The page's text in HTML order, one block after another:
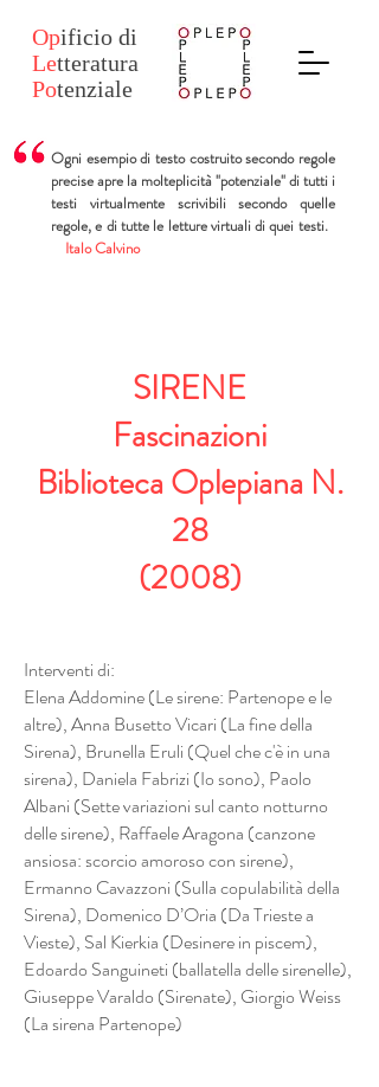
Opificio di
Letteratura
Potenziale
Ogni esempio di testo costruito secondo regole
precise apre la molteplicità "potenziale" di tutti i
testi virtualmente scrivibili secondo quelle
regole, e di tutte le letture virtuali di quei testi.
Italo Calvino
SIRENE
Fascinazioni
Biblioteca Oplepiana N.
28
(2008)
Interventi di:
Elena Addomine (Le sirene: Partenope e le
altre), Anna Busetto Vicari (La fine della
Sirena), Brunella Eruli (Quel che c'è in una
sirena), Daniela Fabrizi (Io sono), Paolo
Albani (Sette variazioni sul canto notturno
delle sirene), Raffaele Aragona (canzone
ansiosa: scorcio amoroso con sirene),
Ermanno Cavazzoni (Sulla copulabilità della
Sirena), Domenico D’Oria (Da Trieste a
Vieste), Sal Kierkia (Desinere in piscem),
Edoardo Sanguineti (ballatella delle sirenelle),
Giuseppe Varaldo (Sirenate), Giorgio Weiss
(La sirena Partenope)